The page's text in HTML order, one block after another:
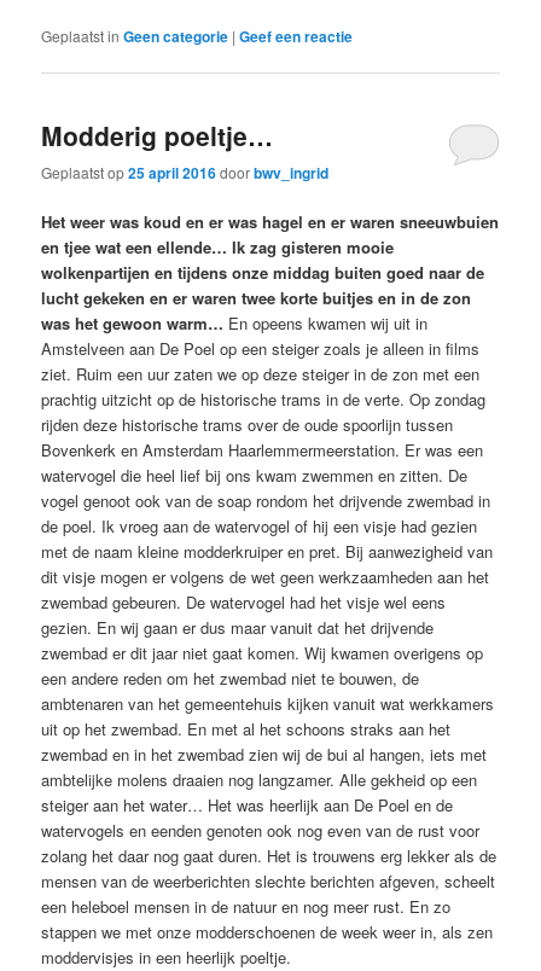
Geplaatst in Geen categorie |Geef een reactie
Modderig poeltje…
Geplaatst op25 april 2016doorbwv_ingrid
Het weer was koud en er was hagel en er waren sneeuwbuien
en tjee wat een ellende… Ik zag gisteren mooie
wolkenpartijen en tijdens onze middag buiten goed naar de
lucht gekeken en er waren twee korte buitjes en in de zon
was het gewoon warm… En opeens kwamen wij uit in
Amstelveen aan De Poel op een steiger zoals je alleen in films
ziet. Ruim een uur zaten we op deze steiger in de zon met een
prachtig uitzicht op de historische trams in de verte. Op zondag
rijden deze historische trams over de oude spoorlijn tussen
Bovenkerk en Amsterdam Haarlemmermeerstation. Er was een
watervogel die heel lief bij ons kwam zwemmen en zitten. De
vogel genoot ook van de soap rondom het drijvende zwembad in
de poel. Ik vroeg aan de watervogel of hij een visje had gezien
met de naam kleine modderkruiper en pret. Bij aanwezigheid van
dit visje mogen er volgens de wet geen werkzaamheden aan het
zwembad gebeuren. De watervogel had het visje wel eens
gezien. En wij gaan er dus maar vanuit dat het drijvende
zwembad er dit jaar niet gaat komen. Wij kwamen overigens op
een andere reden om het zwembad niet te bouwen, de
ambtenaren van het gemeentehuis kijken vanuit wat werkkamers
uit op het zwembad. En met al het schoons straks aan het
zwembad en in het zwembad zien wij de bui al hangen, iets met
ambtelijke molens draaien nog langzamer. Alle gekheid op een
steiger aan het water… Het was heerlijk aan De Poel en de
watervogels en eenden genoten ook nog even van de rust voor
zolang het daar nog gaat duren. Het is trouwens erg lekker als de
mensen van de weerberichten slechte berichten afgeven, scheelt
een heleboel mensen in de natuur en nog meer rust. En zo
stappen we met onze modderschoenen de week weer in, als zen
moddervisjes in een heerlijk poeltje.